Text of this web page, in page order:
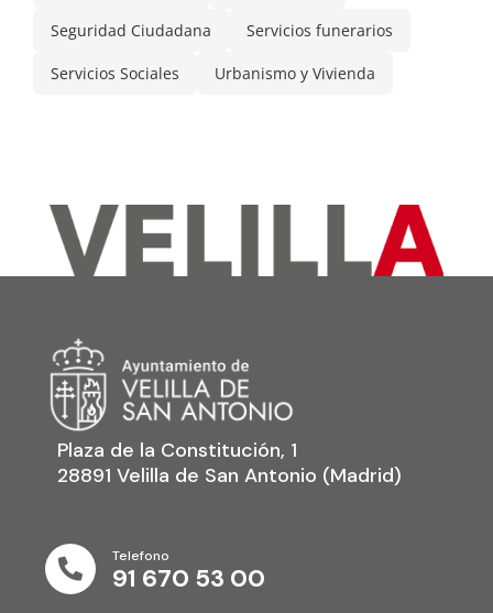
Seguridad Ciudadana Servicios funerarios
Servicios Sociales Urbanismo y Vivienda
Plaza de la Constitución, 1
28891 Velilla de San Antonio (Madrid)

Telefono
91 670 53 00